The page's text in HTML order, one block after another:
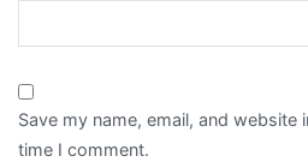
Save my name, email, and
time I comment.